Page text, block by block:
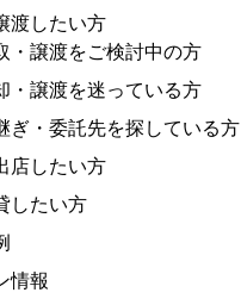
渡したい方
・譲渡をご検討中の方
・譲渡を迷っている方
ぎ・委託先を探している方
店したい方
したい方
情報